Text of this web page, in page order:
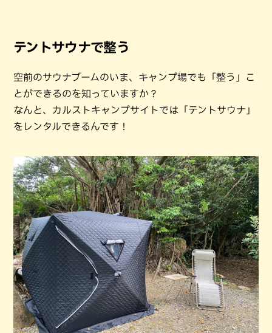
テントサウナで整う
空前のサウナブームのいま、キャンプ場でも「整う」こ
とができるのを知っていますか？
なんと、カルストキャンプサイトでは「テントサウナ」
をレンタルできるんです！